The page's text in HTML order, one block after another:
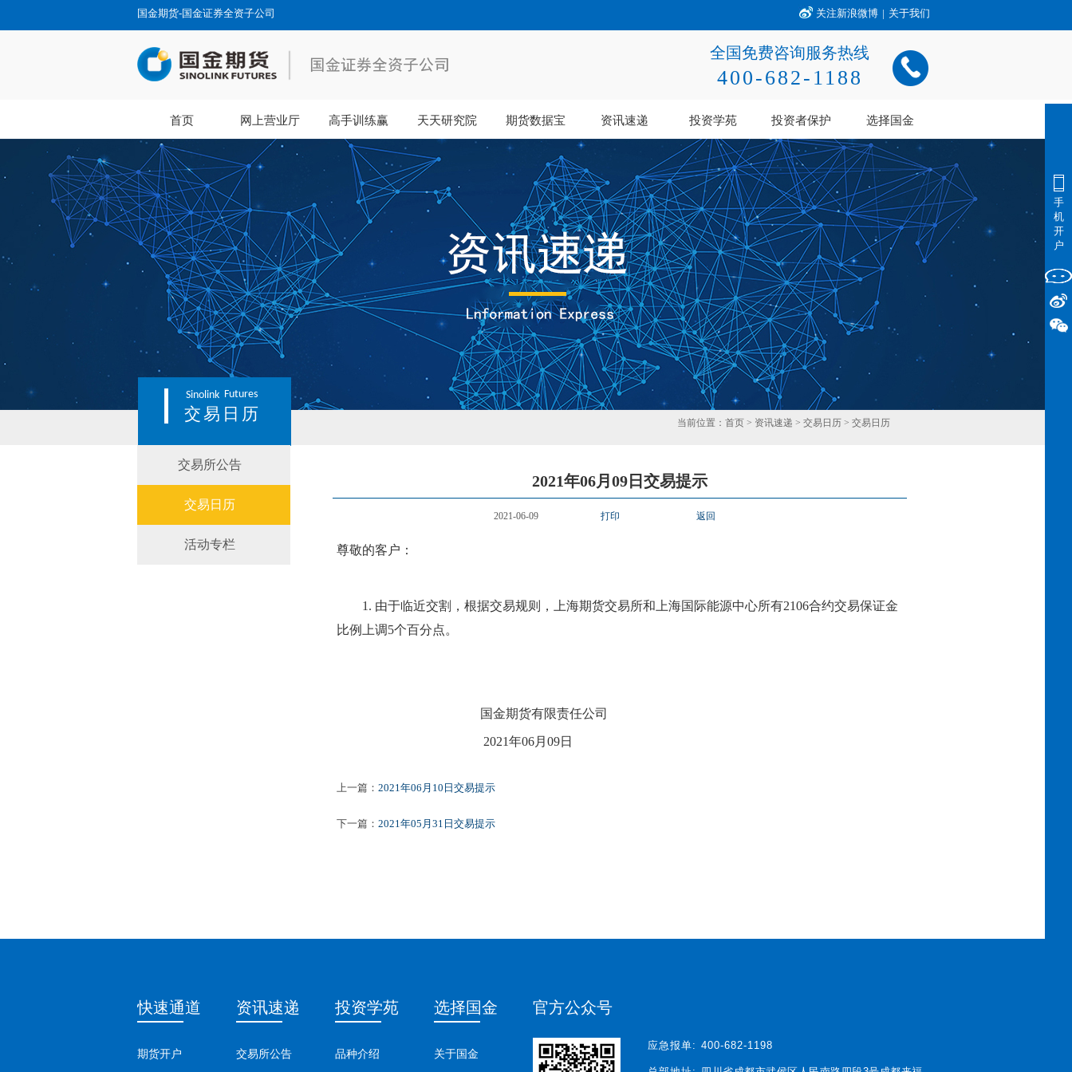
国金期货-国金证券全资子公司 关注新浪微博 | 关于我们
全国免费咨询服务热线
400-682-1188
首页 网上营业厅 高手训练赢 天天研究院 期货数据宝 资讯速递 投资学苑 投资者保护 选择国金
Sinolink Futures
交易日历 当前位置： 首页 > 资讯速递 > 交易日历 > 交易日历
交易所公告
交易日历
活动专栏
2021年06月09日交易提示
2021-06-09 打印 返回
尊敬的客户：
1. 由于临近交割，根据交易规则，上海期货交易所和上海国际能源中心所有2106合约交易保证金
比例上调5个百分点。
国金期货有限责任公司
2021年06月09日
上一篇： 2021年06月10日交易提示
下一篇： 2021年05月31日交易提示
快速通道
期货开户
资讯速递
交易所公告
投资学苑
品种介绍
选择国金
关于国金
官方公众号
应急报单: 400-682-1198
手
机
开
户